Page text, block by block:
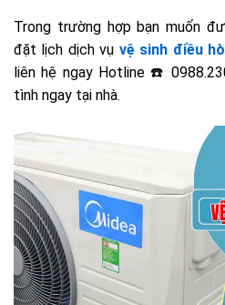
Trong trường hợp bạn muốn
đặt lịch dịch vụ vệ sinh điều
liên hệ ngay Hotline ☎️
tình ngay tại nhà.